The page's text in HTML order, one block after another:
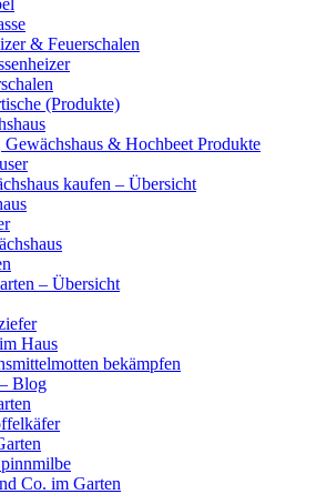
& Feuerschalen
(Produkte)
Gewächshaus & Hochbeet Produkte
kaufen – Übersicht
– Übersicht
Haus
bekämpfen
Blog
Co. im Garten